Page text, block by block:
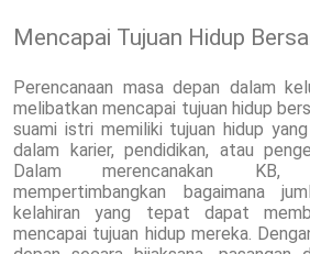
Mencapai Tujuan Hidup
Perencanaan masa depan dalam
melibatkan mencapai tujuan hidup
suami istri memiliki tujuan hidup
dalam karier, pendidikan, atau
Dalam merencanakan KB,
mempertimbangkan bagaimana
kelahiran yang tepat dapat
mencapai tujuan hidup mereka.